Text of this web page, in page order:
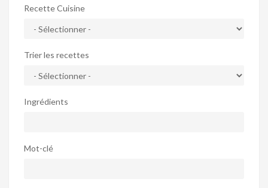
Recette Cuisine
Trier les recettes
Ingrédients
Mot-clé